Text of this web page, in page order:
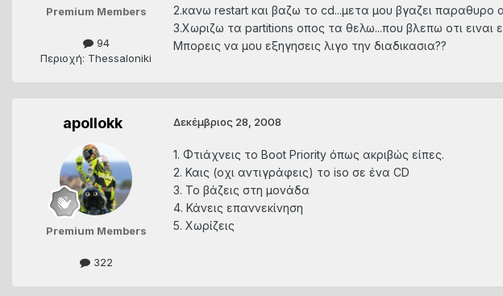
Premium Members
94
Περιοχή: Thessaloniki
2.κανω restart και βαζω το cd...μετα μου βγαζει παραθυρο
3.Χωριζω τα partitions οπος τα θελω...που βλεπω οτι ειναι
Μπορεις να μου εξηγησεις λιγο την διαδικασια??
apollokk
Premium Members
322
Δεκέμβριος 28, 2008
1. Φτιάχνεις το Boot Priority όπως ακριβώς είπες.
2. Καις (οχι αντιγράφεις) το iso σε ένα CD
3. Το βάζεις στη μονάδα
4. Κάνεις επαννεκίνηση
5. Χωρίζεις